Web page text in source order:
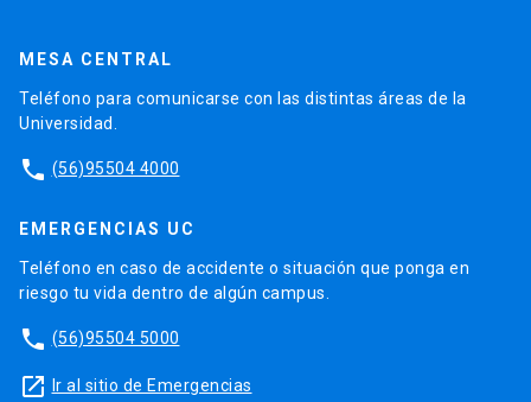
MESA CENTRAL
Teléfono para comunicarse con las distintas áreas de la
Universidad.
phone (56)95504 4000
EMERGENCIAS UC
Teléfono en caso de accidente o situación que ponga en
riesgo tu vida dentro de algún campus.
phone (56)95504 5000
launch Ir al sitio de Emergencias